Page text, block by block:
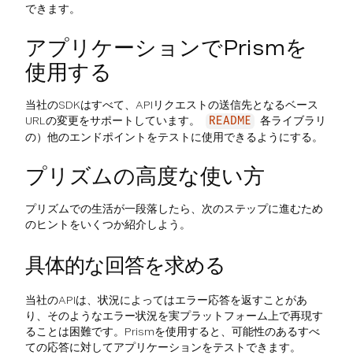
できます。
アプリケーションでPrismを
使用する
当社のSDKはすべて、APIリクエストの送信先となるベース
URLの変更をサポートしています。
README
各ライブラリ
の）他のエンドポイントをテストに使用できるようにする。
プリズムの高度な使い方
プリズムでの生活が一段落したら、次のステップに進むため
のヒントをいくつか紹介しよう。
具体的な回答を求める
当社のAPIは、状況によってはエラー応答を返すことがあ
り、そのようなエラー状況を実プラットフォーム上で再現す
ることは困難です。Prismを使用すると、可能性のあるすべ
ての応答に対してアプリケーションをテストできます。